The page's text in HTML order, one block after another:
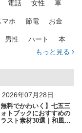
電話 女性 車
マホ 節電 お金
男性 ハート 本
トラック 木
魚 家族 書類
陽 キラキラ
もっと見る
2026年07月28日
無料でかわいく】七五三
トブックにおすすめの
スト素材30選｜和風の